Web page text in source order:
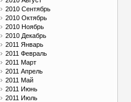
2010 Сентябрь
2010 Октябрь
2010 Ноябрь
2010 Декабрь
2011 Январь
2011 Февраль
2011 Март
2011 Апрель
2011 Май
2011 Июнь
2011 Июль